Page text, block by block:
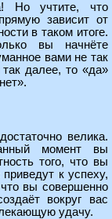
Но учтите, что
зависит от
в таком итоге.
вы начнёте
вами не так
далее, то «да»
велика.
момент вы
того, что вы
к успеху,
вы совершенно
вокруг вас
удачу.